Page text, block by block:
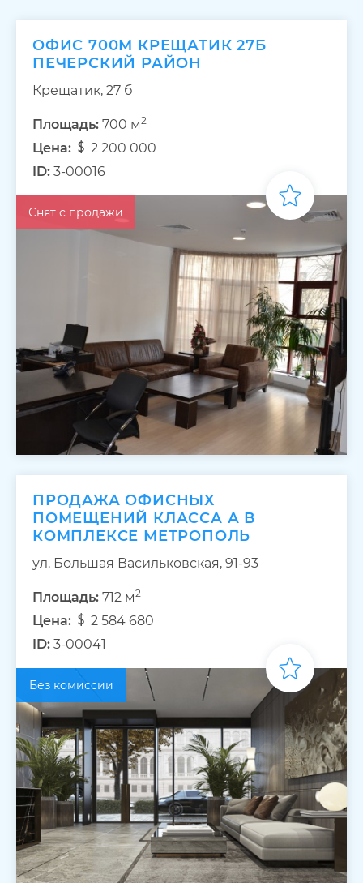
ОФИС 700М КРЕЩАТИК 27Б
ПЕЧЕРСКИЙ РАЙОН
Крещатик, 27 б
Площадь: 700 м2
Цена:
2 200 000
ID: 3-00016
Снят с продажи
ПРОДАЖА ОФИСНЫХ
ПОМЕЩЕНИЙ КЛАССА А В
КОМПЛЕКСЕ МЕТРОПОЛЬ
ул. Большая Васильковская, 91-93
Площадь: 712 м2
Цена:
2 584 680
ID: 3-00041
Без комиссии